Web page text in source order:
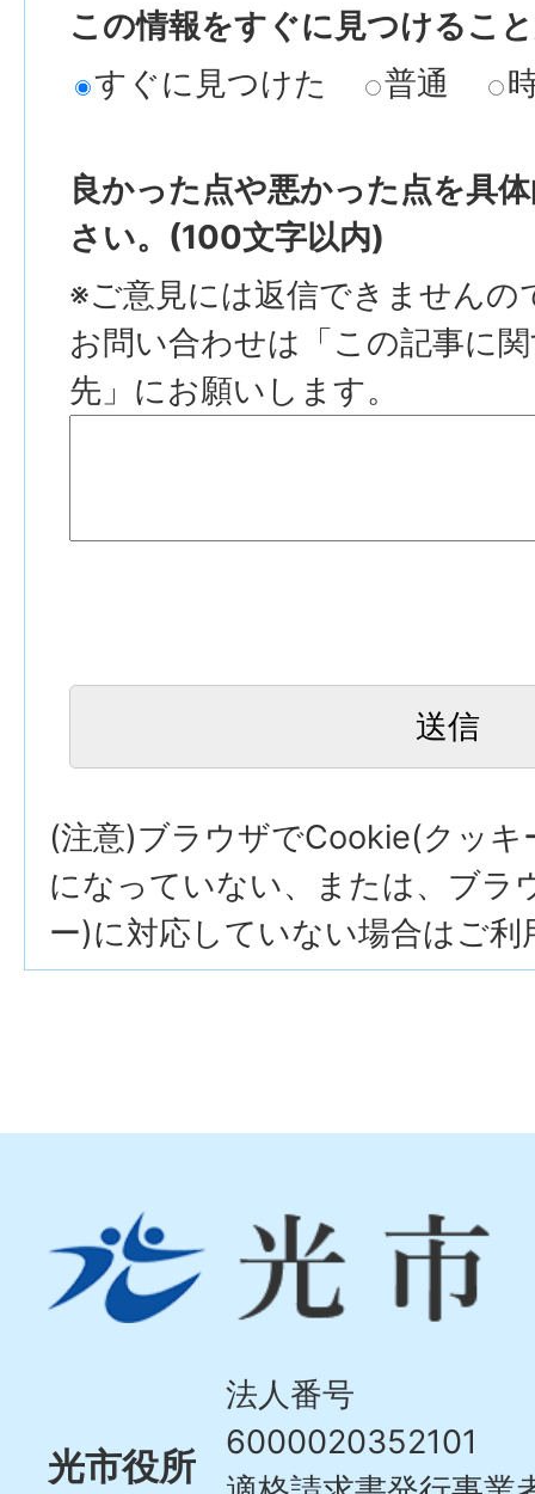
この情報をすぐに見つけるこ
すぐに見つけた
普通
良かった点や悪かった点を具
さい。(100文字以内)
※ご意見には返信できませんの
お問い合わせは「この記事に
先」にお願いします。
(注意)ブラウザでCookie(クッキ
になっていない、または、ブラ
ー)に対応していない場合はご利
市
Hikari
光市役所
法人番号
6000020352101